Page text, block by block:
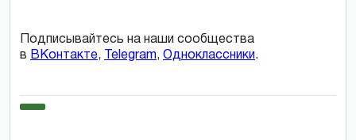
Подписывайтесь на наши сообщества
в ВКонтакте, Telegram, Одноклассники.